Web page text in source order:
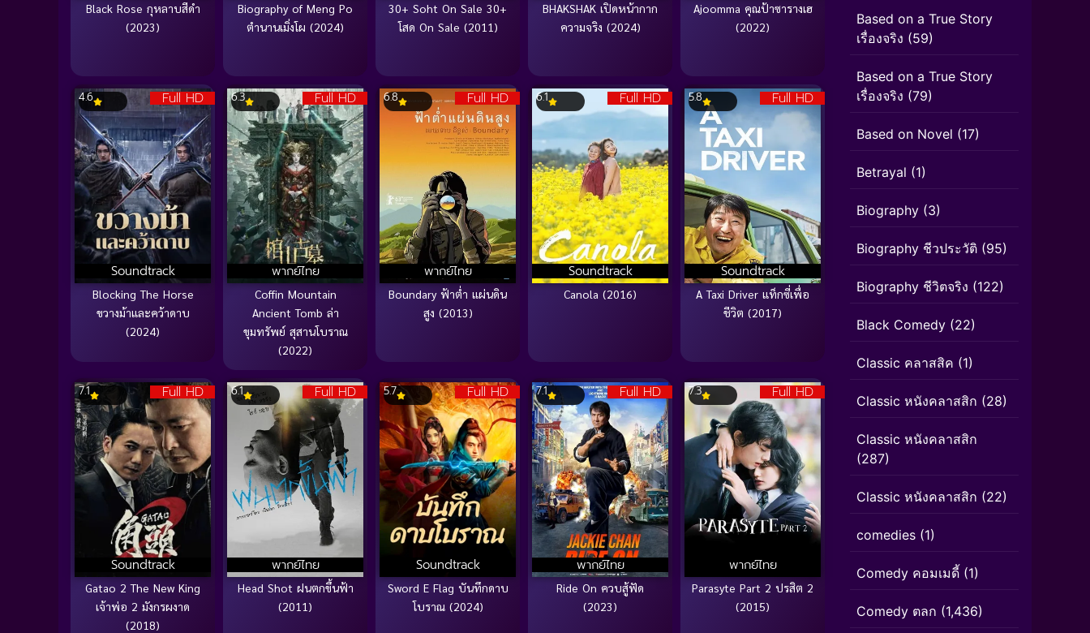
Black Rose กุหลาบสีดำ
(2023)
Biography of Meng Po
ตำนานเมิ่งโผ (2024)
30+ Soht On Sale 30+
โสด On Sale (2011)
BHAKSHAK เปิดหน้ากาก
ความจริง (2024)
Ajoomma คุณป้าซารางเฮ
(2022)
Full HD
Soundtrack
4.6
Blocking The Horse
ขวางม้าและคว้าดาบ
(2024)
Full HD
พากย์ไทย
6.3
Coffin Mountain
Ancient Tomb ล่า
ขุมทรัพย์ สุสานโบราณ
(2022)
Full HD
พากย์ไทย
6.8
Boundary ฟ้าต่ำ แผ่นดิน
สูง (2013)
Full HD
Soundtrack
6.1
Canola (2016)
Full HD
Soundtrack
5.8
A Taxi Driver แท็กซี่เพื่อ
ชีวิต (2017)
Full HD
Soundtrack
7.1
Gatao 2 The New King
เจ้าพ่อ 2 มังกรผงาด
(2018)
Full HD
พากย์ไทย
6.1
Head Shot ฝนตกขึ้นฟ้า
(2011)
Full HD
Soundtrack
5.7
Sword E Flag บันทึกดาบ
โบราณ (2024)
Full HD
พากย์ไทย
7.1
Ride On ควบสู้ฟัด
(2023)
Full HD
พากย์ไทย
7.3
Parasyte Part 2 ปรสิต 2
(2015)
Based on a True Story
เรื่องจริง (59)
Based on a True Story
เรื่องจริง (79)
Based on Novel (17)
Betrayal (1)
Biography (3)
Biography ชีวประวัติ (95)
Biography ชีวิตจริง (122)
Black Comedy (22)
Classic คลาสสิค (1)
Classic หนังคลาสสิก (28)
Classic หนังคลาสสิก
(287)
Classic หนังคลาสสิก (22)
comedies (1)
Comedy คอมเมดี้ (1)
Comedy ตลก (1,436)